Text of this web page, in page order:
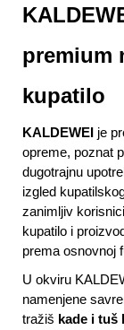
premium
kupatilo
KALDEWEI je
opreme, poznat
dugotrajnu
izgled
zanimljiv
kupatilo i
prema osnovnoj
U okviru
namenjene
tražiš kade i tuš